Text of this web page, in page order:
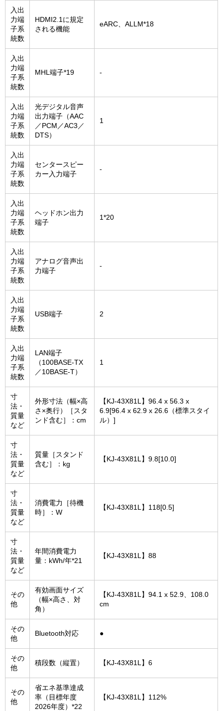
入出
力端
子系
統数
HDMI2.1に規定
される機能
eARC、ALLM*18
入出
力端
子系
統数
MHL端子*19 -
入出
力端
子系
統数
光デジタル音声
出力端子（AAC
／PCM／AC3／
DTS）
1
入出
力端
子系
統数
センタースピー
カー入力端子
-
入出
力端
子系
統数
ヘッドホン出力
端子
1*20
入出
力端
子系
統数
アナログ音声出
力端子
-
入出
力端
子系
統数
USB端子 2
入出
力端
子系
統数
LAN端子
（100BASE-TX
／10BASE-T）
1
寸
法・
質量
など
外形寸法（幅×高
さ×奥行）［スタ
ンド含む］：cm
【KJ-43X81L】96.4 x 56.3 x
6.9[96.4 x 62.9 x 26.6（標準スタイ
ル）]
寸
法・
質量
など
質量［スタンド
含む］：kg
【KJ-43X81L】9.8[10.0]
寸
法・
質量
など
消費電力［待機
時］：W
【KJ-43X81L】118[0.5]
寸
法・
質量
など
年間消費電力
量：kWh/年*21
【KJ-43X81L】88
その
他
有効画面サイズ
（幅×高さ、対
角）
【KJ-43X81L】94.1 x 52.9、108.0
cm
その
他
Bluetooth対応 ●
その
他
積段数（縦置） 【KJ-43X81L】6
その
他
省エネ基準達成
率（目標年度
2026年度）*22
【KJ-43X81L】112%